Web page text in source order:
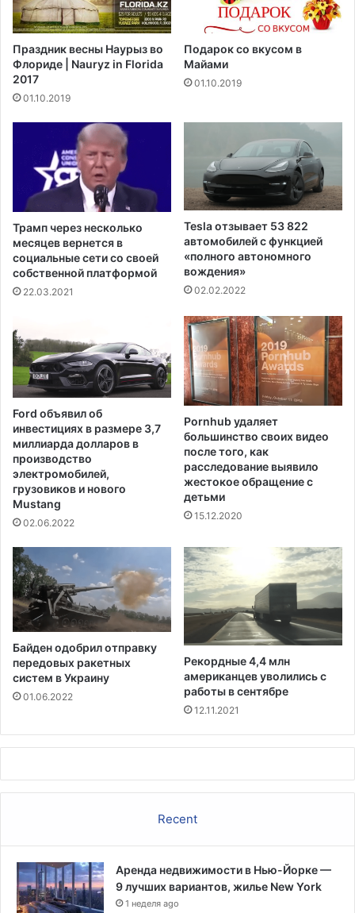
д
е
н
и
я
,
п
е
2
0
1
4
г
а
и
в
6
т
с
я
а
р
о
в
Праздник весны Наурыз во
Флориде | Nauryz in Florida
2017
01.10.2019
Подарок со вкусом в
Майами
01.10.2019
Трамп через несколько
месяцев вернется в
социальные сети со своей
собственной платформой
22.03.2021
Tesla отзывает 53 822
автомобилей с функцией
«полного автономного
вождения»
02.02.2022
Ford объявил об
инвестициях в размере 3,7
миллиарда долларов в
производство
электромобилей,
грузовиков и нового
Mustang
02.06.2022
Pornhub удаляет
большинство своих видео
после того, как
расследование выявило
жестокое обращение с
детьми
15.12.2020
Байден одобрил отправку
передовых ракетных
систем в Украину
01.06.2022
Рекордные 4,4 млн
американцев уволились с
работы в сентябре
12.11.2021
Recent
Аренда недвижимости в Нью-Йорке —
9 лучших вариантов, жилье New York
1 неделя ago